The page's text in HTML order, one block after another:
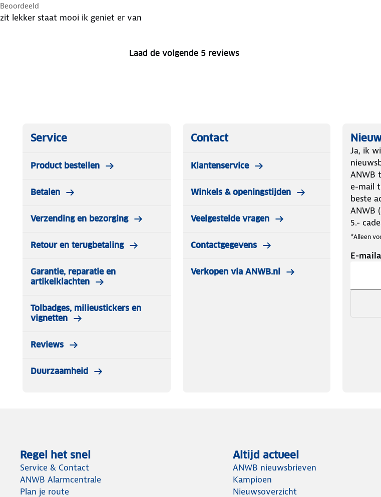
Beoordeeld
zit lekker staat mooi ik geniet er van
Laad de volgende 5 reviews
Service
Product bestellen
Betalen
Verzending en bezorging
Retour en terugbetaling
Garantie, reparatie en
artikelklachten
Tolbadges, milieustickers en
vignetten
Reviews
Duurzaamheid
Contact
Klantenservice
Winkels & openingstijden
Veelgestelde vragen
Contactgegevens
Verkopen via ANWB.nl
Ja, ik
ANWB
e-mail
beste
ANWB
5.-
*Alleen
E-
Regel het snel
Service & Contact
ANWB Alarmcentrale
Plan je route
Altijd actueel
ANWB nieuwsbrieven
Kampioen
Nieuwsoverzicht